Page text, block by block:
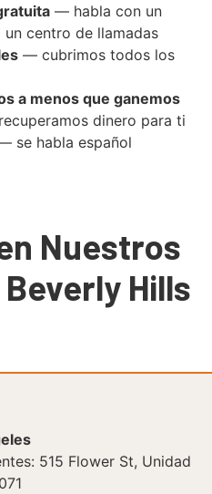
— habla con un
centro de llamadas
— cubrimos todos los
a menos que ganemos
dinero para ti
se habla español
Nuestros
Hills
515 Flower St, Unidad